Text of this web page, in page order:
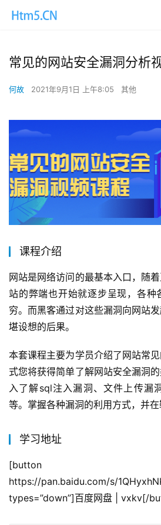
常见的网站安全漏洞分析
何故 2021年9月1日 上午8:05 其他
课程介绍
网站是网络访问的最基本入口，随
站的弊端也开始就逐步呈现，各种
穷。而黑客通过对这些漏洞向网站
堪设想的后果。
本套课程主要为学员介绍了网站常
式您将获得简单了解网站安全漏洞
入了解sql注入漏洞、文件上传漏
等。掌握各种漏洞的利用方式，并在
学习地址
[button
https://pan.baidu.com/s/
types=”down”]百度网盘 | vxkv[/